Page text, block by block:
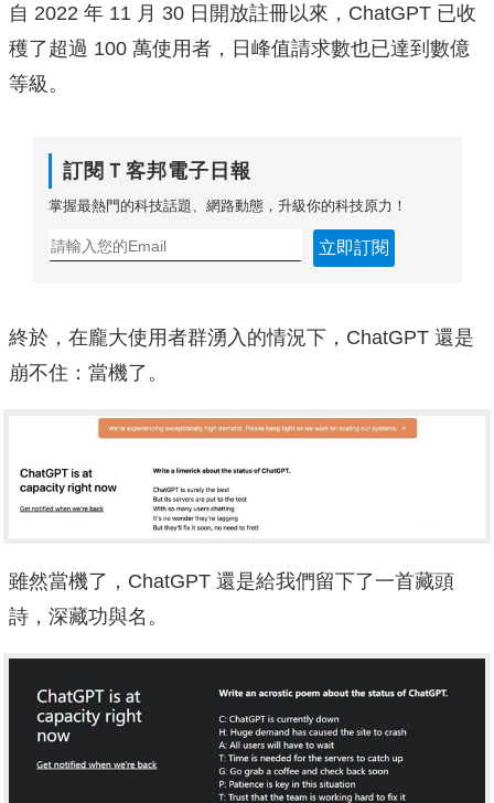
自 2022 年 11 月 30 日開放註冊以來，ChatGPT 已收
穫了超過 100 萬使用者，日峰值請求數也已達到數億
等級。
訂閱Ｔ客邦電子日報
掌握最熱門的科技話題、網路動態，升級你的科技原力！
立即訂閱
終於，在龐大使用者群湧入的情況下，ChatGPT 還是
崩不住：當機了。
雖然當機了，ChatGPT 還是給我們留下了一首藏頭
詩，深藏功與名。